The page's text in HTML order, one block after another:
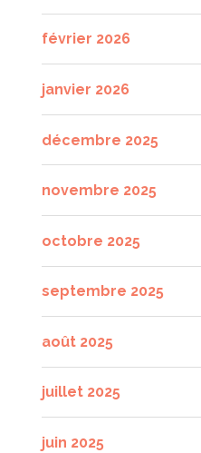
février 2026
janvier 2026
décembre 2025
novembre 2025
octobre 2025
septembre 2025
août 2025
juillet 2025
juin 2025